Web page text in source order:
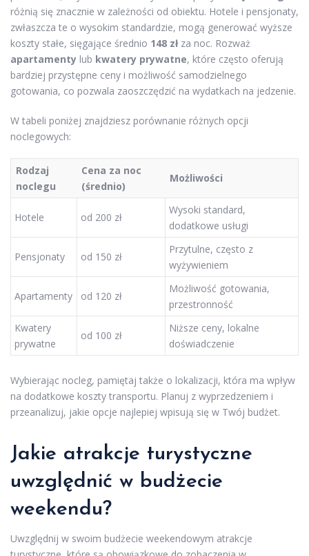
różnią się znacznie w zależności od obiektu. Hotele i pensjonaty,
zwłaszcza te o wysokim standardzie, mogą generować wyższe
koszty stałe, sięgające średnio 148 złza noc. Rozważ
apartamenty lub kwatery prywatne, które często oferują
bardziej przystępne ceny i możliwość samodzielnego
gotowania, co pozwala zaoszczędzić na wydatkach na jedzenie.
W tabeli poniżej znajdziesz porównanie różnych opcji
noclegowych:
Rodzaj
noclegu
Cena za noc
(średnio)
Możliwości
Hotele od 200 zł
Wysoki standard,
dodatkowe usługi
Pensjonaty od 150 zł
Przytulne, często z
wyżywieniem
Apartamenty od 120 zł
Możliwość gotowania,
przestronność
Kwatery
prywatne
od 100 zł
Niższe ceny, lokalne
doświadczenie
Wybierając nocleg, pamiętaj także o lokalizacji, która ma wpływ
na dodatkowe koszty transportu. Planuj z wyprzedzeniem i
przeanalizuj, jakie opcje najlepiej wpisują się w Twój budżet.
Jakie atrakcje turystyczne
uwzględnić w budżecie
weekendu?
Uwzględnij w swoim budżecie weekendowym atrakcje